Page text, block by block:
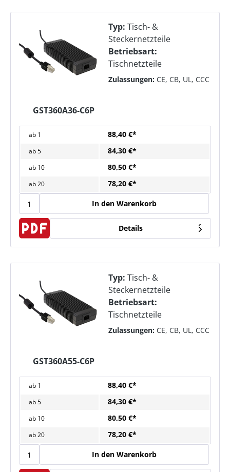
GST360A36-C6P
Typ: Tisch- &
Steckernetzteile
Betriebsart:
Tischnetzteile
Zulassungen: CE, CB, UL, CCC
ab 1 88,40 €*
ab5 84,30 €*
ab 10 80,50 €*
ab20 78,20 €*
In den Warenkorb
Details
GST360A55-C6P
Typ: Tisch- &
Steckernetzteile
Betriebsart:
Tischnetzteile
Zulassungen: CE, CB, UL, CCC
ab 1 88,40 €*
ab5 84,30 €*
ab 10 80,50 €*
ab20 78,20 €*
In den Warenkorb